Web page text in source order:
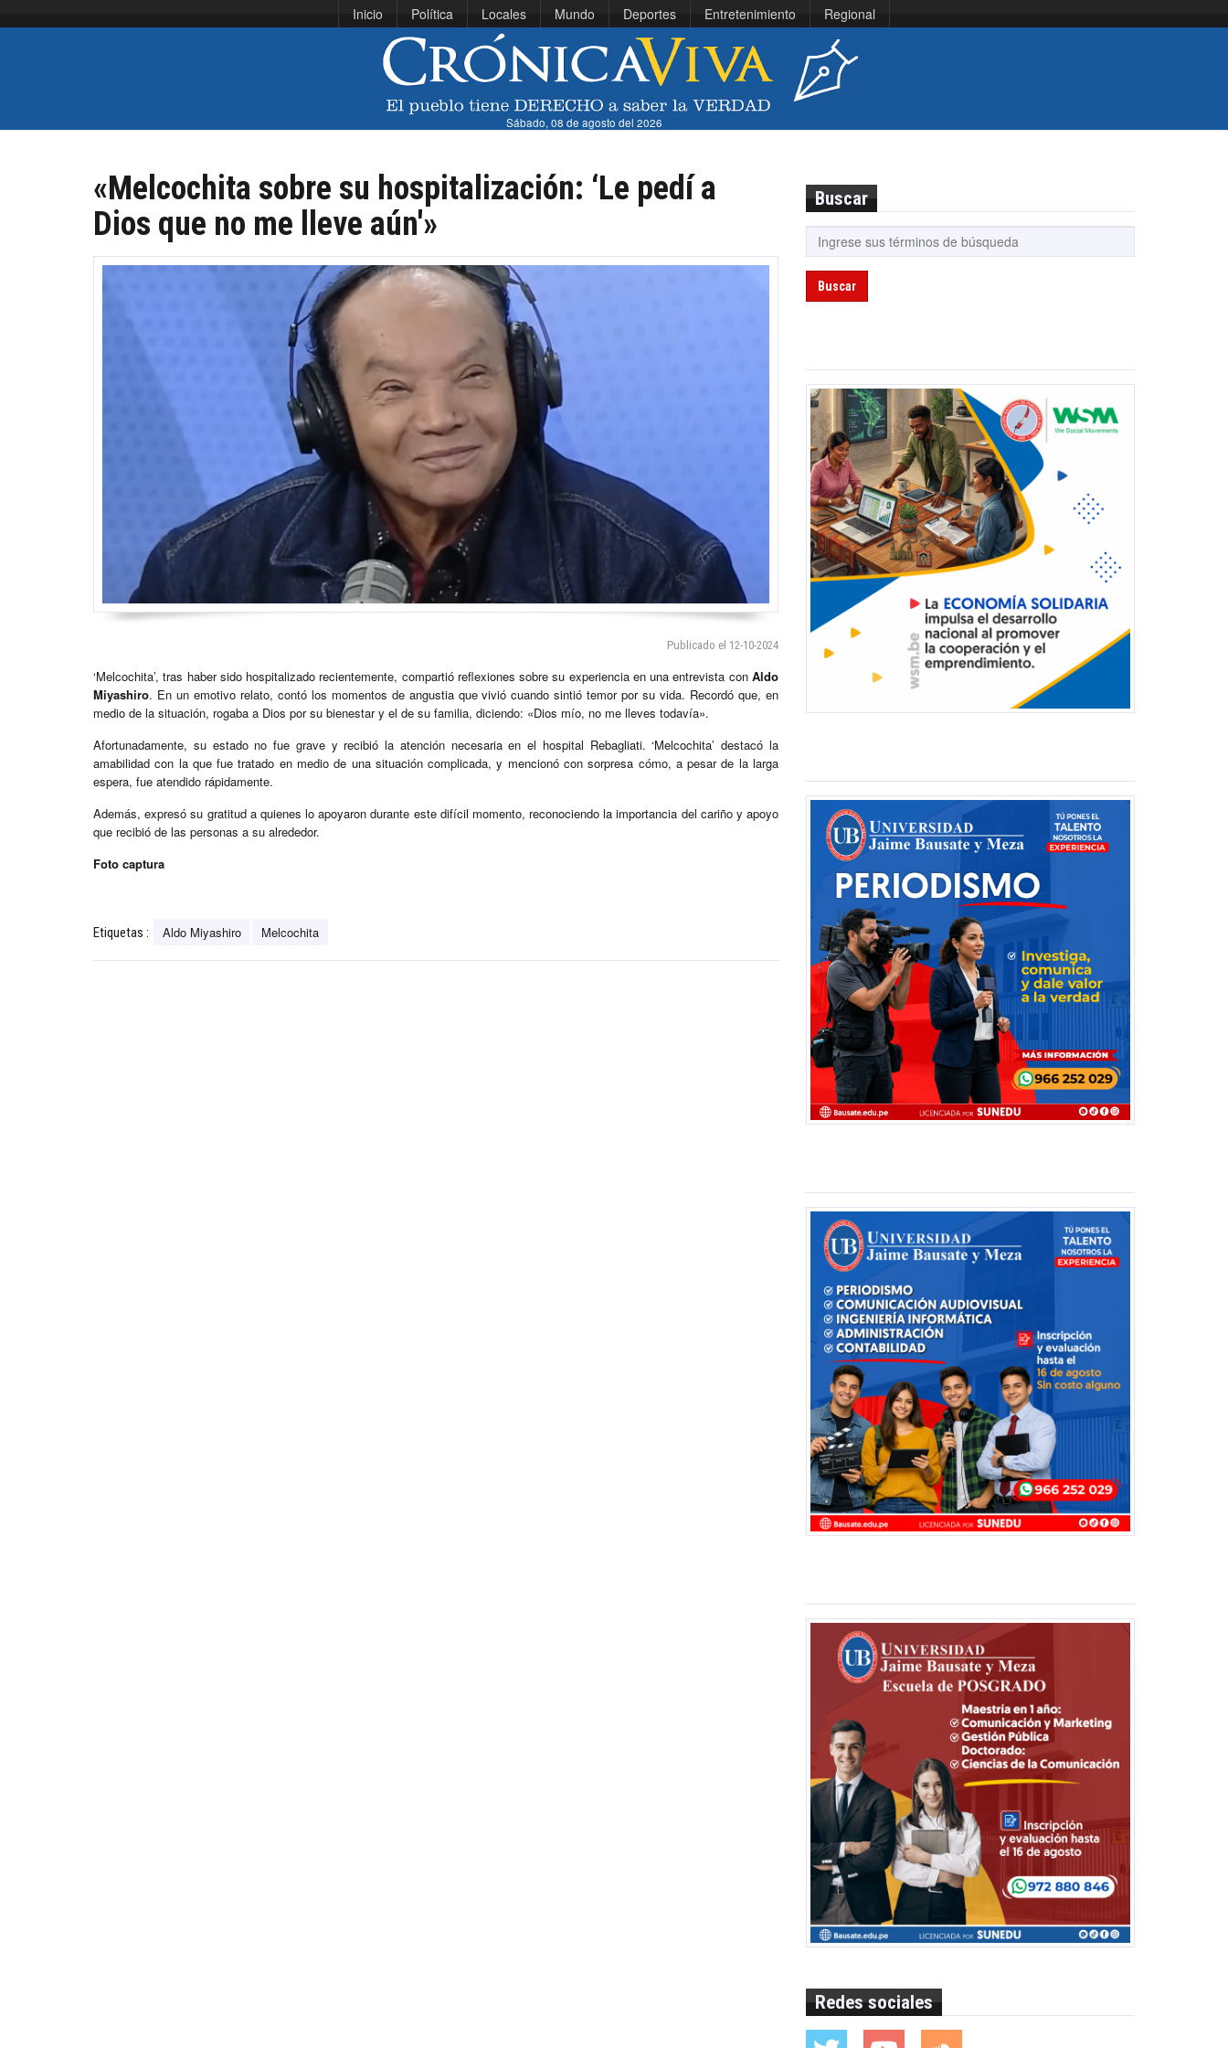
Inicio Política Locales Mundo Deportes Entretenimiento Regional
Sábado, 08 de agosto del 2026
«Melcochita sobre su hospitalización: ‘Le pedí a
Dios que no me lleve aún'»
Publicado el 12-10-2024
‘Melcochita’, tras haber sido hospitalizado recientemente, compartió reflexiones sobre su experiencia en una entrevista con Aldo
Miyashiro. En un emotivo relato, contó los momentos de angustia que vivió cuando sintió temor por su vida. Recordó que, en
medio de la situación, rogaba a Dios por su bienestar y el de su familia, diciendo: «Dios mío, no me lleves todavía».
Afortunadamente, su estado no fue grave y recibió la atención necesaria en el hospital Rebagliati. ‘Melcochita’ destacó la
amabilidad con la que fue tratado en medio de una situación complicada, y mencionó con sorpresa cómo, a pesar de la larga
espera, fue atendido rápidamente.
Además, expresó su gratitud a quienes lo apoyaron durante este difícil momento, reconociendo la importancia del cariño y apoyo
que recibió de las personas a su alrededor.
Foto captura
Etiquetas : Aldo Miyashiro Melcochita
Buscar
Buscar
Redes sociales